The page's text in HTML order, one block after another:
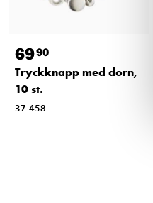
6990
Tryckknapp med dorn,
10 st.
37-458